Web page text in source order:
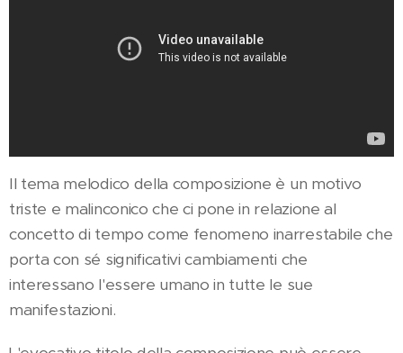
Il tema melodico della composizione è un motivo
triste e malinconico che ci pone in relazione al
concetto di tempo come fenomeno inarrestabile che
porta con sé significativi cambiamenti che
interessano l'essere umano in tutte le sue
manifestazioni.